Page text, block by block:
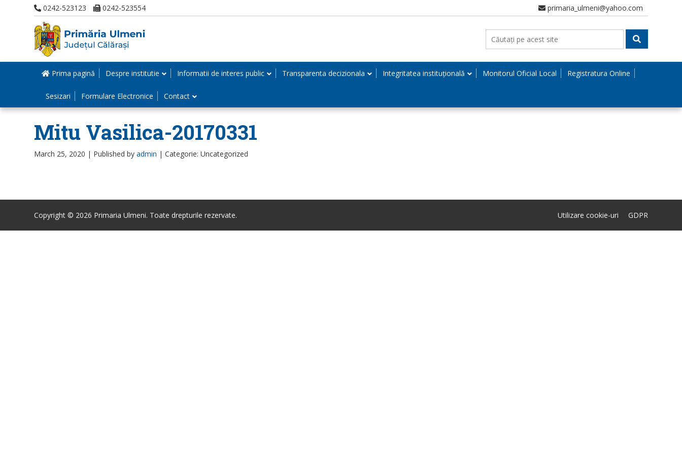
0242-523123 0242-523554 primaria_ulmeni@yahoo.com
Prima pagină Despre institutie Informatii de interes public Transparenta decizionala Integritatea instituțională Monitorul Oficial Local Registratura Online
Sesizari Formulare Electronice Contact
Mitu Vasilica-20170331
March 25, 2020 | Published by admin | Categorie: Uncategorized
Copyright © 2026 Primaria Ulmeni. Toate drepturile rezervate. Utilizare cookie-uri GDPR